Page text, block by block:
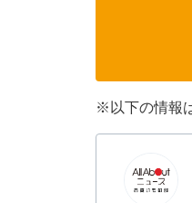
※以下の情報